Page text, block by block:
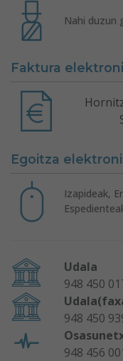
Nahi duzun
Faktura
Egoitza
Izapideak,
Udala
948 450
948 450
948 456